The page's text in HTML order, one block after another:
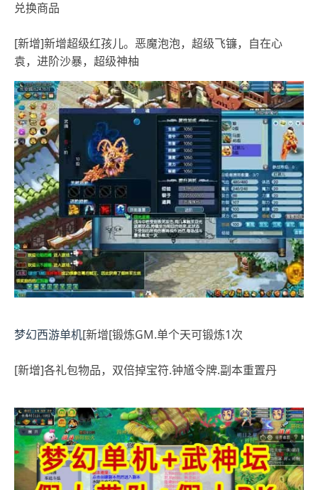
兑换商品
[新增]新增超级红孩儿。恶魔泡泡，超级飞镰，自在心
袁，进阶沙暴，超级神柚
梦幻西游单机[新增[锻炼GM.单个天可锻炼1次
[新增]各礼包物品，双倍掉宝符.钟馗令牌.副本重置丹